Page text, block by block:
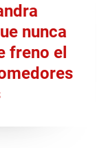
nunca
freno el